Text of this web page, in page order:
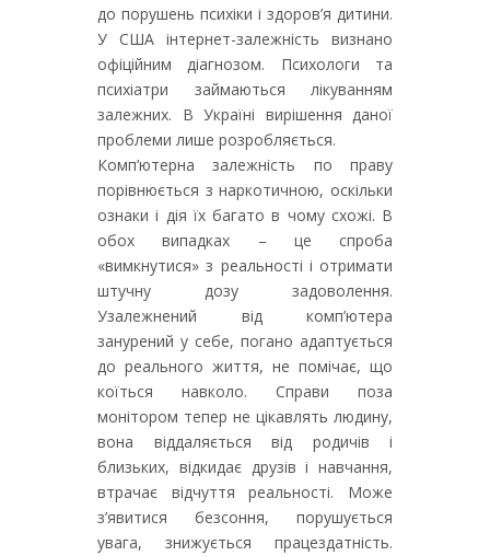
до порушень психіки і здоров’я дитини.
У США інтернет-залежність визнано
офіційним діагнозом. Психологи та
психіатри займаються лікуванням
залежних. В Україні вирішення даної
проблеми лише розробляється.
Комп’ютерна залежність по праву
порівнюється з наркотичною, оскільки
ознаки і дія їх багато в чому схожі. В
обох випадках – це спроба
«вимкнутися» з реальності і отримати
штучну дозу задоволення.
Узалежнений від комп’ютера
занурений у себе, погано адаптується
до реального життя, не помічає, що
коїться навколо. Справи поза
монітором тепер не цікавлять людину,
вона віддаляється від родичів і
близьких, відкидає друзів і навчання,
втрачає відчуття реальності. Може
з’явитися безсоння, порушується
увага, знижується працездатність.